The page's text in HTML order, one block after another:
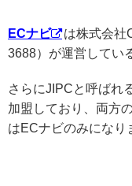
ECナビ
は株式会社
3688）が運営してい
さらにJIPCと呼ばれ
加盟しており、両方
はECナビのみになり